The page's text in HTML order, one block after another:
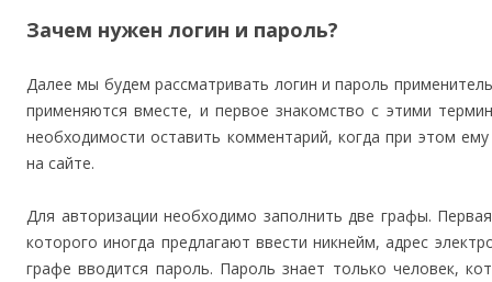
Зачем нужен логин и пароль?
Далее мы будем рассматривать логин и пароль
применяются вместе, и первое знакомство с этими
необходимости оставить комментарий, когда при этом
на сайте.
Для авторизации необходимо заполнить две графы.
которого иногда предлагают ввести никнейм, адрес
графе вводится пароль. Пароль знает только человек,